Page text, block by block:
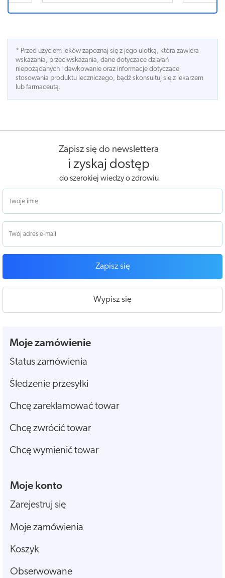
* Przed użyciem leków zapoznaj się z jego ulotką, która zawiera
wskazania, przeciwskazania, dane dotyczace działań
niepożądanych i dawkowanie oraz informacje dotyczace
stosowania produktu leczniczego, bądź skonsultuj się z lekarzem
lub farmaceutą.
Zapisz się do newslettera
i zyskaj dostęp
do szerokiej wiedzy o zdrowiu
Zapisz się
Wypisz się
Moje zamówienie
Status zamówienia
Śledzenie przesyłki
Chcę zareklamować towar
Chcę zwrócić towar
Chcę wymienić towar
Moje konto
Zarejestruj się
Moje zamówienia
Koszyk
Obserwowane